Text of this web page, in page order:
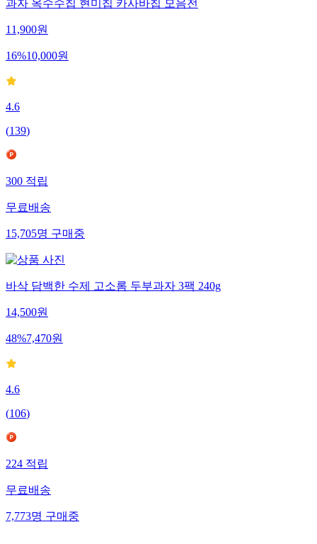
과자 옥수수칩 현미칩 카사바칩 모음전
11,900원
16%10,000원
4.6
(139)
300적립
무료배송
15,705명구매중
바삭 담백한 수제 고소롬 두부과자 3팩 240g
14,500원
48%7,470원
4.6
(106)
224적립
무료배송
7,773명구매중